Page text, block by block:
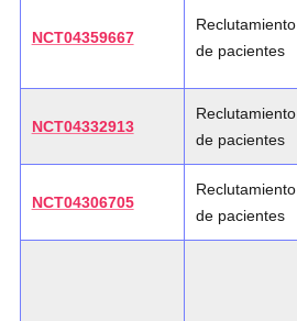
NCT04359667
Reclutamiento
de pacientes
NCT04332913
Reclutamiento
de pacientes
NCT04306705
Reclutamiento
de pacientes